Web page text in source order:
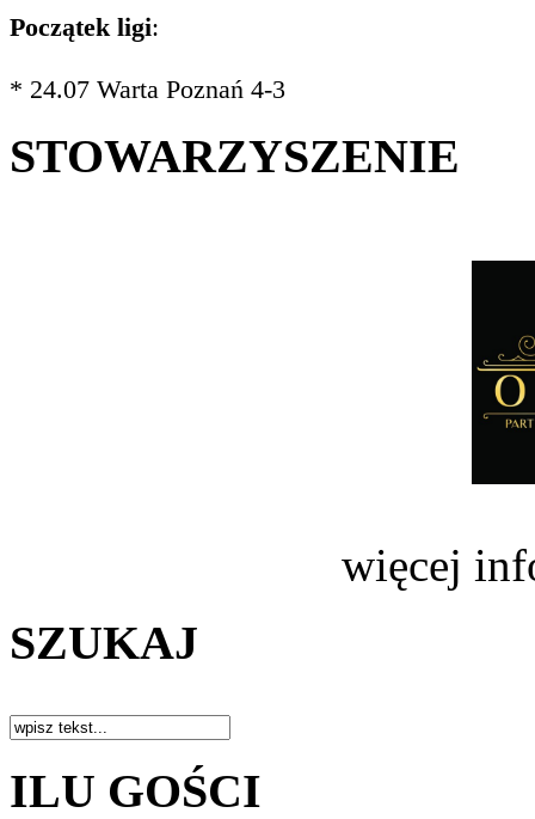
Początek ligi:
* 24.07 Warta Poznań 4-3
STOWARZYSZENIE
więcej
SZUKAJ
ILU GOŚCI